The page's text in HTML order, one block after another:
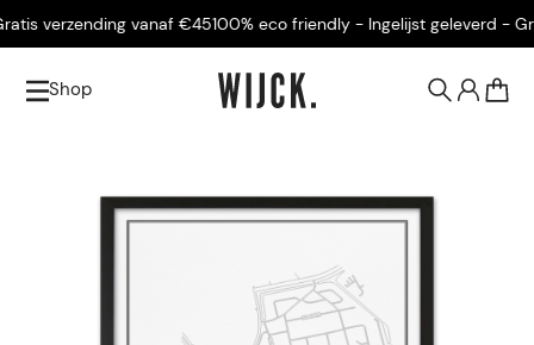
verzending vanaf €45100% eco friendly - Ingelijst geleverd -
Shop